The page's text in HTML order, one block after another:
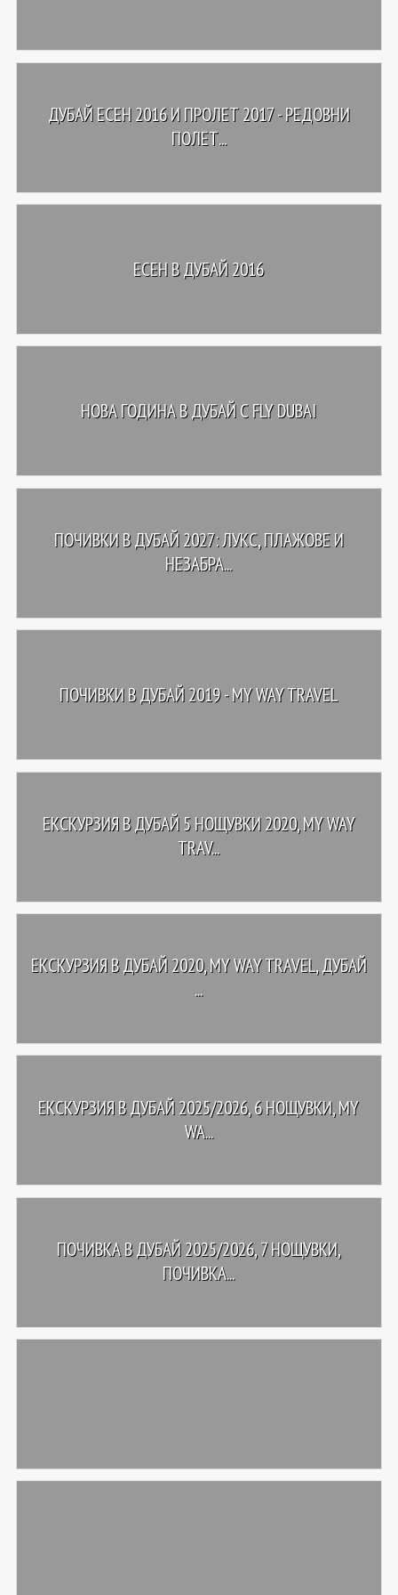
ДУБАЙ ЕСЕН 2016 И ПРОЛЕТ 2017 - РЕДОВНИ
ПОЛЕТ...
ЕСЕН В ДУБАЙ 2016
НОВА ГОДИНА В ДУБАЙ С FLY DUBAI
ПОЧИВКИ В ДУБАЙ 2027: ЛУКС, ПЛАЖОВЕ И
НЕЗАБРА...
ПОЧИВКИ В ДУБАЙ 2019 - MY WAY TRAVEL
ЕКСКУРЗИЯ В ДУБАЙ 5 НОЩУВКИ 2020, MY WAY
TRAV...
ЕКСКУРЗИЯ В ДУБАЙ 2020, MY WAY TRAVEL, ДУБАЙ
...
ЕКСКУРЗИЯ В ДУБАЙ 2025/2026, 6 НОЩУВКИ, MY
WA...
ПОЧИВКА В ДУБАЙ 2025/2026, 7 НОЩУВКИ,
ПОЧИВКА...